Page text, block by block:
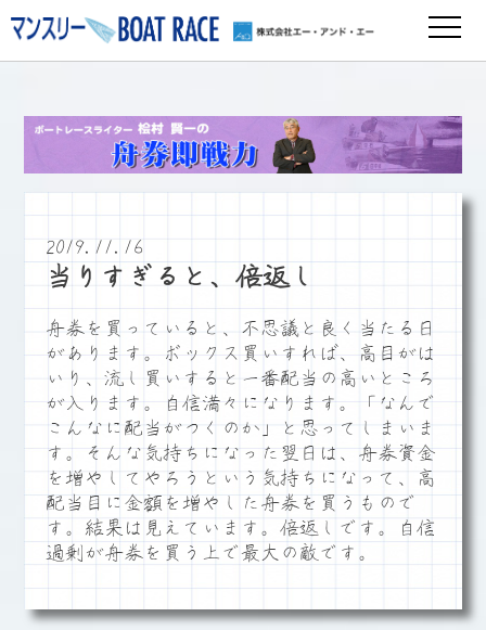
2019.11.16
当りすぎると、倍返し
舟券を買っていると、不思議と良く当たる日
があります。ボックス買いすれば、高目がは
いり、流し買いすると一番配当の高いところ
が入ります。自信満々になります。「なんで
こんなに配当がつくのか」と思ってしまいま
す。そんな気持ちになった翌日は、舟券資金
を増やしてやろうという気持ちになって、高
配当目に金額を増やした舟券を買うもので
す。結果は見えています。倍返しです。自信
過剰が舟券を買う上で最大の敵です。